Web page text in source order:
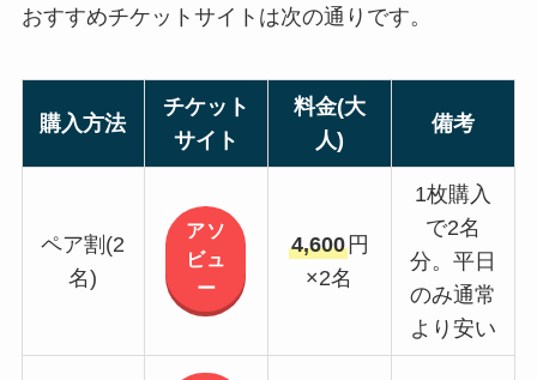
おすすめチケットサイトは次の通りです。
購入方法
チケット
サイト
料金(大
人)
備考
ペア割(2
名)
アソ
ビュ
ー
4,600円
×2名
1枚購入
で2名
分。平日
のみ通常
より安い